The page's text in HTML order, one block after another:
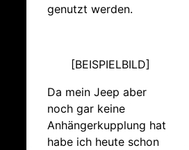
genutzt werden.
[BEISPIELBILD]
Da mein Jeep aber
noch gar keine
Anhängerkupplung hat
habe ich heute schon